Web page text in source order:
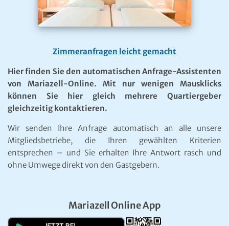
Zimmeranfragen leicht gemacht
Hier finden Sie den automatischen Anfrage-Assistenten
von Mariazell-Online. Mit nur wenigen Mausklicks
können Sie hier gleich mehrere Quartiergeber
gleichzeitig kontaktieren.
Wir senden Ihre Anfrage automatisch an alle unsere
Mitgliedsbetriebe, die Ihren gewählten Kriterien
entsprechen – und Sie erhalten Ihre Antwort rasch und
ohne Umwege direkt von den Gastgebern.
Mariazell Online App